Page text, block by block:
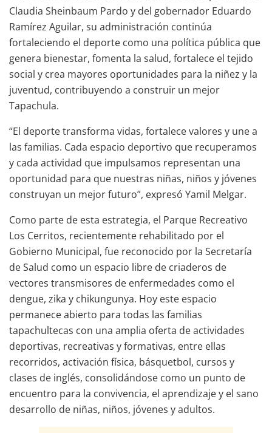
Claudia Sheinbaum Pardo y del gobernador Eduardo
Ramírez Aguilar, su administración continúa
fortaleciendo el deporte como una política pública que
genera bienestar, fomenta la salud, fortalece el tejido
social y crea mayores oportunidades para la niñez y la
juventud, contribuyendo a construir un mejor
Tapachula.
“El deporte transforma vidas, fortalece valores y une a
las familias. Cada espacio deportivo que recuperamos
y cada actividad que impulsamos representan una
oportunidad para que nuestras niñas, niños y jóvenes
construyan un mejor futuro”, expresó Yamil Melgar.
Como parte de esta estrategia, el Parque Recreativo
Los Cerritos, recientemente rehabilitado por el
Gobierno Municipal, fue reconocido por la Secretaría
de Salud como un espacio libre de criaderos de
vectores transmisores de enfermedades como el
dengue, zika y chikungunya. Hoy este espacio
permanece abierto para todas las familias
tapachultecas con una amplia oferta de actividades
deportivas, recreativas y formativas, entre ellas
recorridos, activación física, básquetbol, cursos y
clases de inglés, consolidándose como un punto de
encuentro para la convivencia, el aprendizaje y el sano
desarrollo de niñas, niños, jóvenes y adultos.